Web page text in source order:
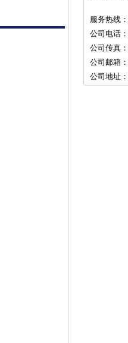
服务热线：
公司电话：
公司传真：
公司邮箱：
公司地址：